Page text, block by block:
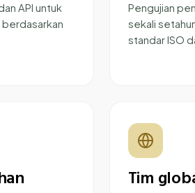
API untuk
berdasarkan
Pengujian
sekali
standar ISO
Tim